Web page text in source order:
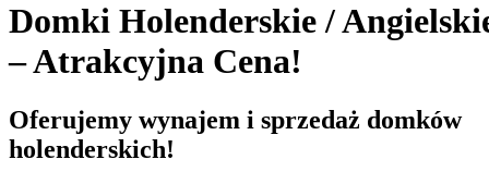
Domki Holenderskie/
– Atrakcyjna Cena!
Oferujemy wynajem i sprzedaż domków
holenderskich!